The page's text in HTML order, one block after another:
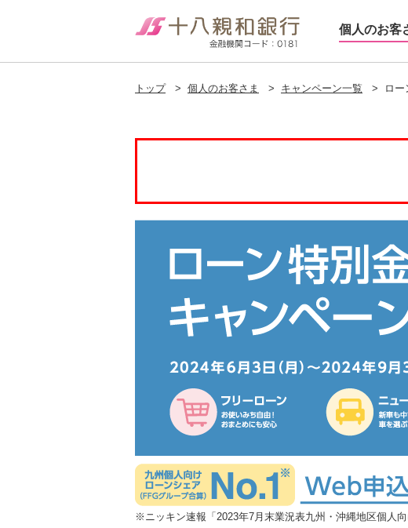
個人のお客
トップ > 個人のお客さま > キャンペーン一覧 > ロー
※ニッキン速報「2023年7月末業況表九州・沖縄地区個人